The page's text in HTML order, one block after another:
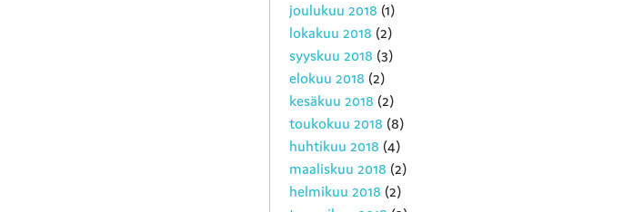
joulukuu 2018 (1)
lokakuu 2018 (2)
syyskuu 2018 (3)
elokuu 2018 (2)
kesäkuu 2018 (2)
toukokuu 2018 (8)
huhtikuu 2018 (4)
maaliskuu 2018 (2)
helmikuu 2018 (2)